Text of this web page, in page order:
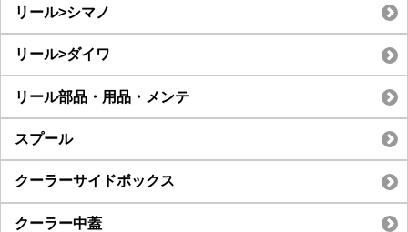
リール>シマノ
リール>ダイワ
リール部品・用品・メンテ
スプール
クーラーサイドボックス
クーラー中蓋